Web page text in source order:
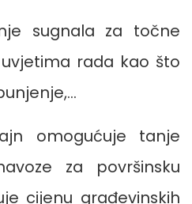
sugnala za točne
rada kao što
omogućuje tanje
za površinsku
cijenu građevinskih